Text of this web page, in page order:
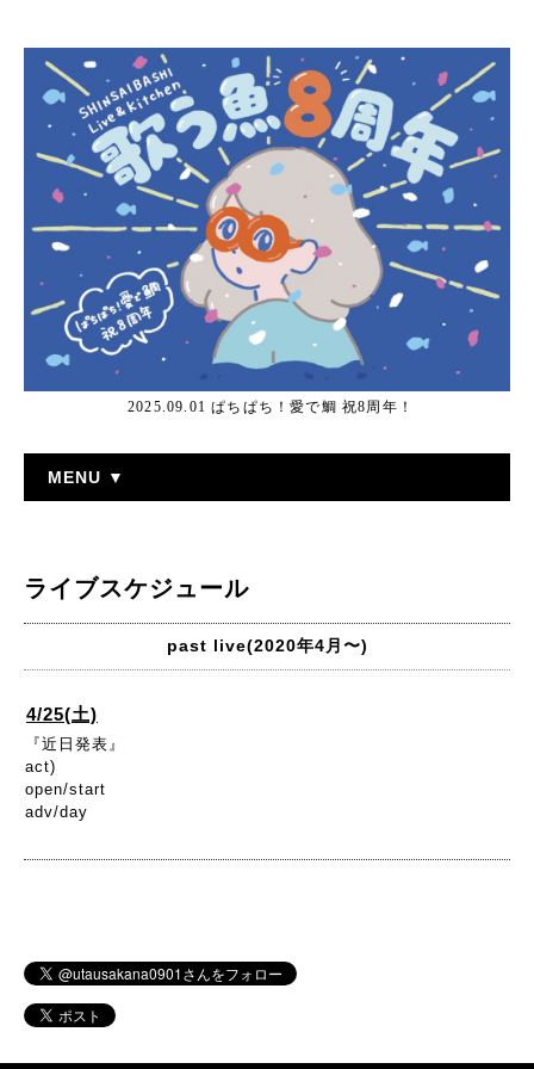
2025.09.01 ぱちぱち！愛で鯛 祝8周年！
MENU ▼
ライブスケジュール
past live(2020年4月〜)
4/25(土)
『近日発表』
act)
open/start
adv/day